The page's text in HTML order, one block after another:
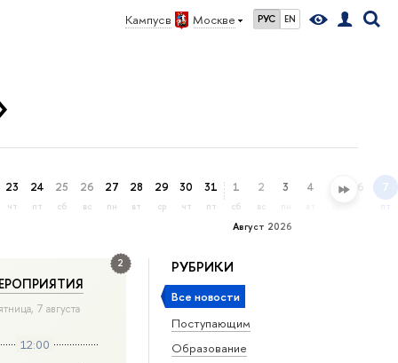
Кампус в Москве РУС EN
23
чт
24
пт
25
сб
26
вс
27
пн
28
вт
29
ср
30
чт
31
пт
Август 2026
1
сб
2
вс
3 4 5 6 7
пт
РУБРИКИ
Все новости
Поступающим
Образование
2
7 августа
12:00